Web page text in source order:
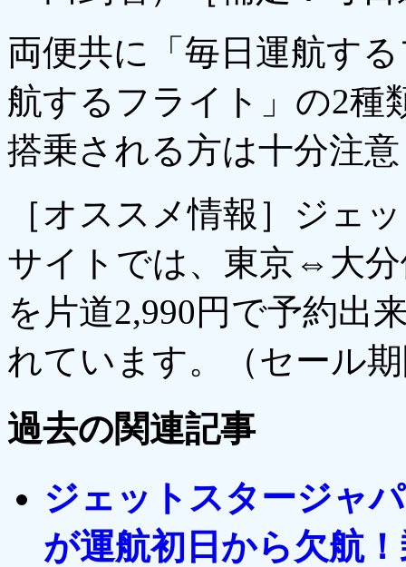
両便共に「毎日運航す
航するフライト」の2種
搭乗される方は十分注
［オススメ情報］ジェ
サイトでは、東京⇔大
を片道2,990円で予約出
れています。（セール
過去の関連記事
ジェットスタージャ
が運航初日から欠航